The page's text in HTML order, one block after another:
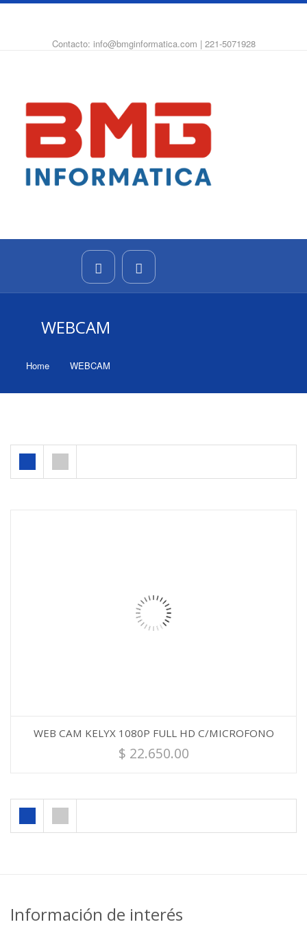
Contacto: info@bmginformatica.com | 221-5071928
WEBCAM
Home WEBCAM
WEB CAM KELYX 1080P FULL HD C/MICROFONO
$ 22.650.00
Información de interés